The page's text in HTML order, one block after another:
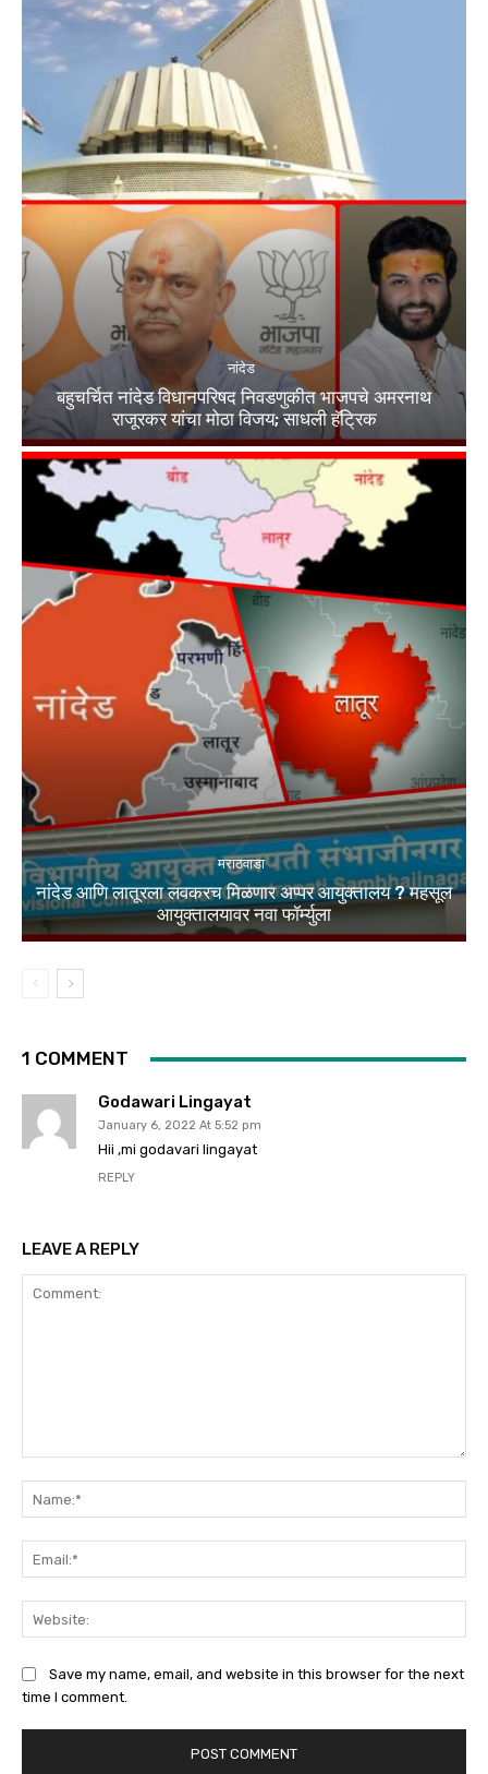
नांदेड
बहुचर्चित नांदेड विधानपरिषद निवडणुकीत भाजपचे अमरनाथ
राजूरकर यांचा मोठा विजय; साधली हॅट्रिक
मराठवाडा
नांदेड आणि लातूरला लवकरच मिळणार अप्पर आयुक्तालय ? महसूल
आयुक्तालयावर नवा फॉर्म्युला
1 COMMENT
Godawari Lingayat
January 6, 2022 At 5:52 pm
Hii ,mi godavari lingayat
REPLY
LEAVE A REPLY
Save my name, email, and website in this browser for the next
time I comment.